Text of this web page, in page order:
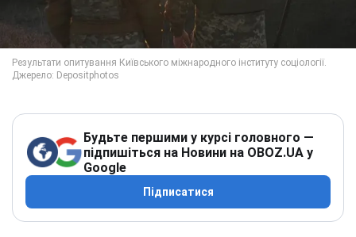
Будьте першими у курсі головного —
підпишіться на Новини на OBOZ.UA у
Google
Підписатися